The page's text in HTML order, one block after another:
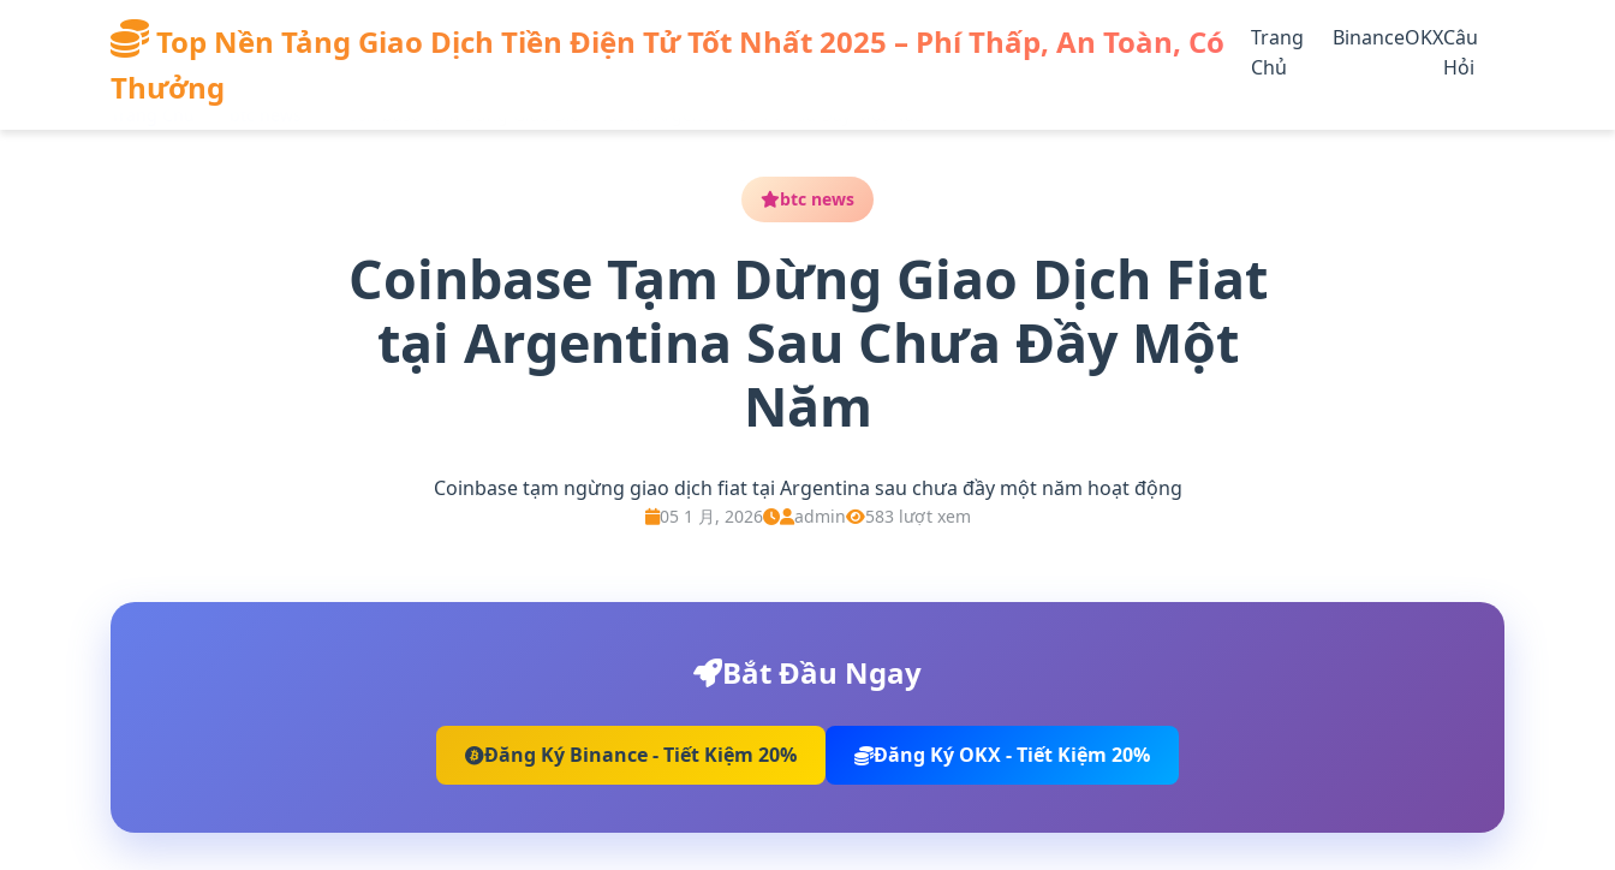
Top Nền Tảng Giao Dịch Tiền Điện Tử Tốt Nhất 2025 – Phí Thấp, An Toàn, Có
Thưởng
Trang
Chủ
BinanceOKXCâu
Hỏi
btc news
Coinbase Tạm Dừng Giao Dịch Fiat
tại Argentina Sau Chưa Đầy Một
Năm
Coinbase tạm ngừng giao dịch fiat tại Argentina sau chưa đầy một năm hoạt động
05 1 月, 2026 admin 583 lượt xem
Bắt Đầu Ngay
Đăng Ký Binance - Tiết Kiệm 20% Đăng Ký OKX - Tiết Kiệm 20%